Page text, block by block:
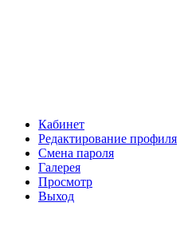
Кабинет
Редактирование профиля
Смена пароля
Галерея
Просмотр
Выход